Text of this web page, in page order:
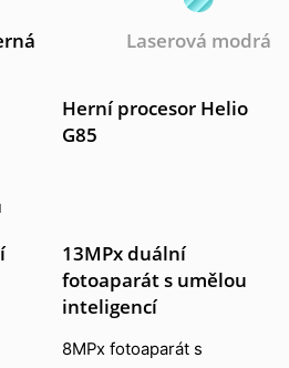
Herní procesor Helio
G85
13MPx duální
fotoaparát s umělou
inteligencí
8MPx fotoaparát s
Laserová modrá